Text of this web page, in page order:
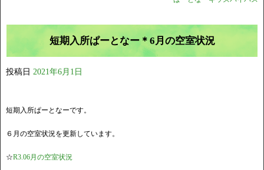
短期入所ぱーとなー＊6月の空室状況
投稿日 2021年6月1日
短期入所ぱーとなーです。
６月の空室状況を更新しています。
☆R3.06月の空室状況